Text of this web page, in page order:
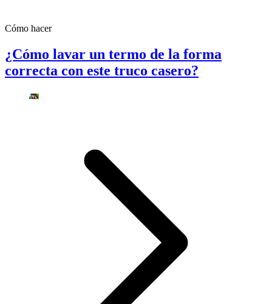
Cómo hacer
¿Cómo lavar un termo de la forma
correcta con este truco casero?